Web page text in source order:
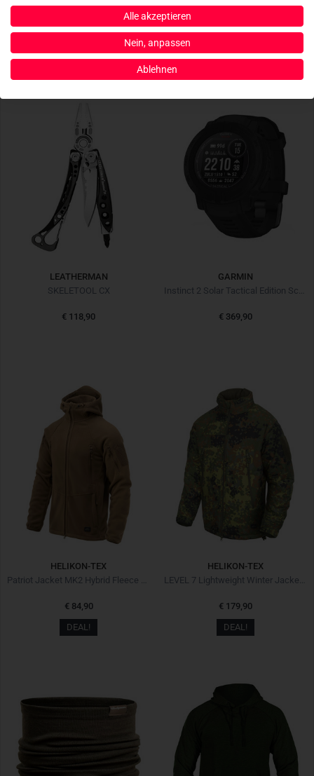
€ 34,90 € 349,90
LEATHERMAN
SKELETOOL CX
€ 118,90
GARMIN
Instinct 2 Solar Tactical Edition Schwarz mit Silikon-Wechselarmband 22 mm
€ 369,90
HELIKON-TEX
€ 84,90
DEAL!
HELIKON-TEX
€ 179,90
DEAL!
Alle akzeptieren
Nein, anpassen
Ablehnen